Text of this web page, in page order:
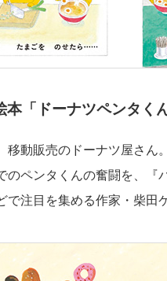
本「ドーナツペンタくん
移動販売のドーナツ屋さん
のペンタくんの奮闘を、『
で注目を集める作家・柴田